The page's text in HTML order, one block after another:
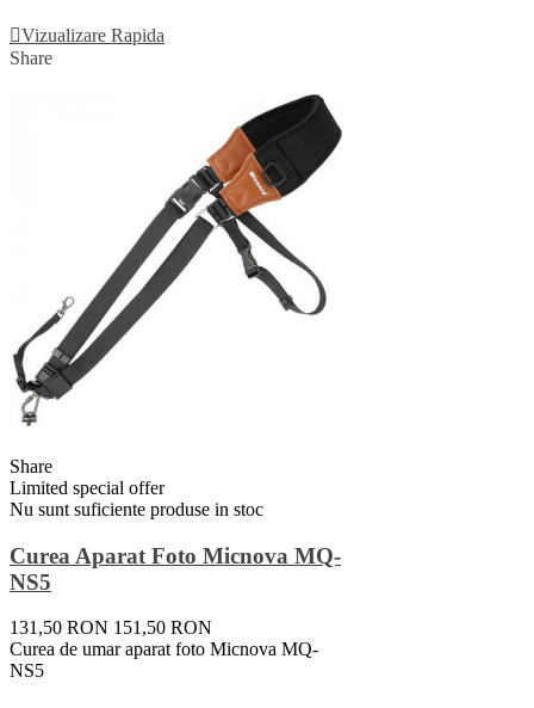
Vizualizare Rapida
Share
Share
Limited special offer
Nu sunt suficiente produse in stoc
Curea Aparat Foto Micnova MQ-
NS5
131,50 RON 151,50 RON
Curea de umar aparat foto Micnova MQ-
NS5